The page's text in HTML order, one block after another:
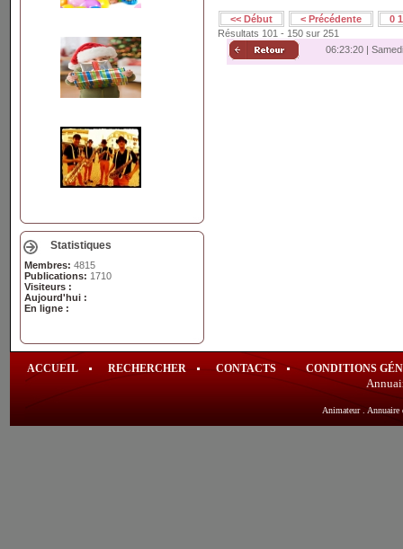
Statistiques
Membres: 4815
Publications: 1710
Visiteurs :
Aujourd'hui :
En ligne :
<< Début < Précédente 0 1
Résultats 101 - 150 sur 251
06:23:21 |
ACCUEIL RECHERCHER CONTACTS CONDITIONS
Animateur. Annuaire